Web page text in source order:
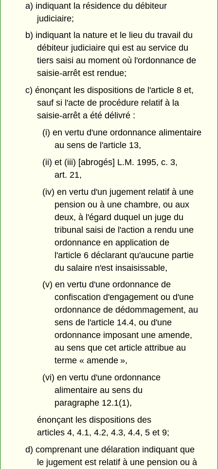
a) indiquant la résidence du débiteur
judiciaire;
b) indiquant la nature et le lieu du travail du
débiteur judiciaire qui est au service du
tiers saisi au moment où l'ordonnance de
saisie-arrêt est rendue;
c) énonçant les dispositions de l'article 8 et,
sauf si l'acte de procédure relatif à la
saisie-arrêt a été délivré :
(i) en vertu d'une ordonnance alimentaire
au sens de l'article 13,
(ii) et (iii) [abrogés] L.M. 1995, c. 3,
art. 21,
(iv) en vertu d'un jugement relatif à une
pension ou à une chambre, ou aux
deux, à l'égard duquel un juge du
tribunal saisi de l'action a rendu une
ordonnance en application de
l'article 6 déclarant qu'aucune partie
du salaire n'est insaisissable,
(v) en vertu d'une ordonnance de
confiscation d'engagement ou d'une
ordonnance de dédommagement, au
sens de l'article 14.4, ou d'une
ordonnance imposant une amende,
au sens que cet article attribue au
terme « amende »,
(vi) en vertu d'une ordonnance
alimentaire au sens du
paragraphe 12.1(1),
énonçant les dispositions des
articles 4, 4.1, 4.2, 4.3, 4.4, 5 et 9;
d) comprenant une délaration indiquant que
le jugement est relatif à une pension ou à